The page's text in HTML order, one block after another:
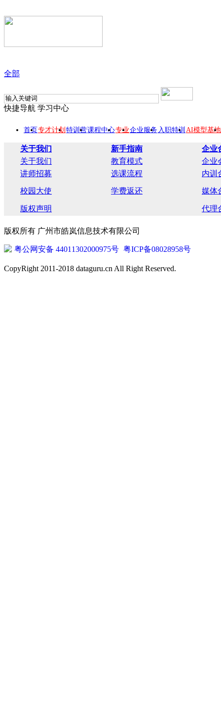
全部
快捷导航 学习中心
首页专才计划 特训营课程中心专业企业服务 入职特训 AI模型基地
关于我们 新手指南
企业
关于我们
教育模式
企业
讲师招募
选课流程 内训
校园大使 学费返还 媒体
版权声明 代理
版权所有 广州市皓岚信息技术有限公司
粤公网安备 44011302000975号 粤ICP备08028958号
CopyRight 2011-2018 dataguru.cn All Right Reserved.